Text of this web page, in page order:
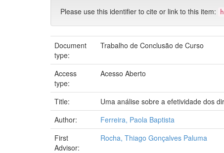
Please use this identifier to cite or link to this item:
Document
type:
Trabalho de Conclusão de Curso
Access
type:
Acesso Aberto
Title:
Uma análise sobre a efetividade dos
Author:
Ferreira, Paola Baptista
First
Advisor:
Rocha, Thiago Gonçalves Paluma